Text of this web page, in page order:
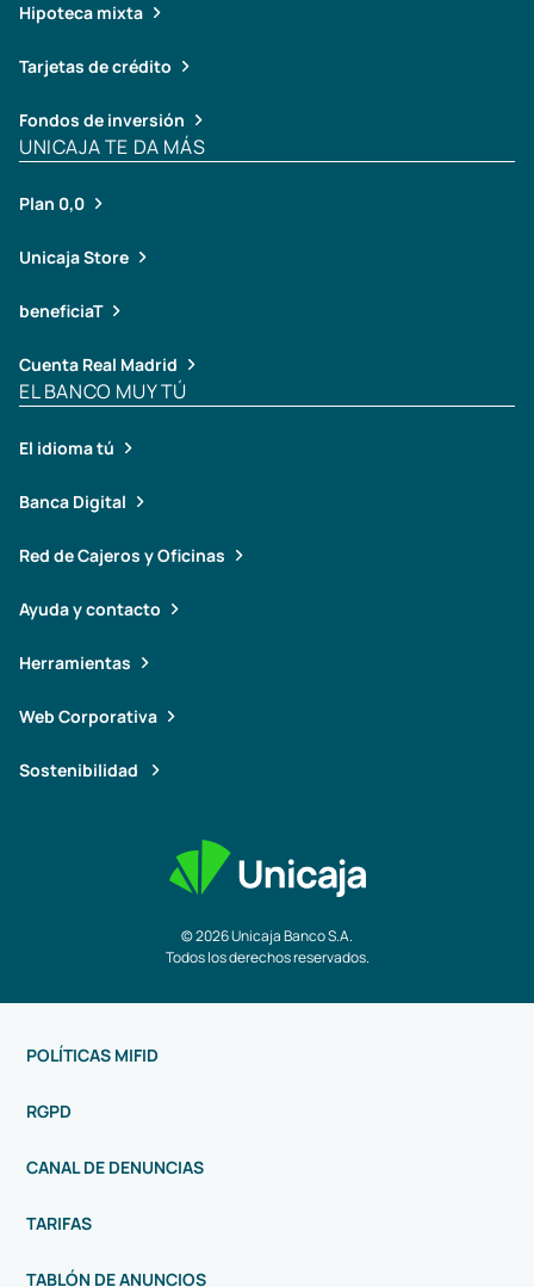
© 2026 Unicaja Banco S.A.
Todos los derechos reservados.
Hipoteca mixta
Tarjetas de crédito
Fondos de inversión
UNICAJA TE DA MÁS
Plan 0,0
Unicaja Store
beneficiaT
Cuenta Real Madrid
EL BANCO MUY TÚ
El idioma tú
Banca Digital
Red de Cajeros y Oficinas
Ayuda y contacto
Herramientas
Web Corporativa
Sostenibilidad
POLÍTICAS MIFID
RGPD
CANAL DE DENUNCIAS
TARIFAS
TABLÓN DE ANUNCIOS